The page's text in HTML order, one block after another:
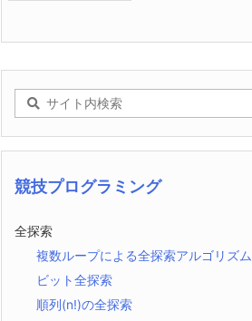
競技プログラミング
全探索
複数ループによる全探索アルゴリズム
ビット全探索
順列(n!)の全探索